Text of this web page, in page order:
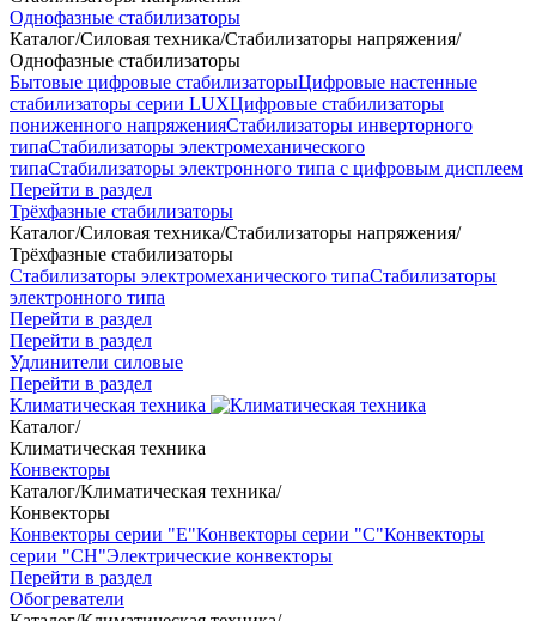
Однофазные стабилизаторы
Каталог/Силовая техника/Стабилизаторы напряжения/
Однофазные стабилизаторы
Бытовые цифровые стабилизаторыЦифровые настенные
стабилизаторы серии LUXЦифровые стабилизаторы
пониженного напряженияСтабилизаторы инверторного
типаСтабилизаторы электромеханического
типаСтабилизаторы электронного типа с цифровым дисплеем
Перейти в раздел
Трёхфазные стабилизаторы
Каталог/Силовая техника/Стабилизаторы напряжения/
Трёхфазные стабилизаторы
Стабилизаторы электромеханического типаСтабилизаторы
электронного типа
Перейти в раздел
Перейти в раздел
Удлинители силовые
Перейти в раздел
Климатическая техника
Каталог/
Климатическая техника
Конвекторы
Каталог/Климатическая техника/
Конвекторы
Конвекторы серии "Е"Конвекторы серии "С"Конвекторы
серии "СН"Электрические конвекторы
Перейти в раздел
Обогреватели